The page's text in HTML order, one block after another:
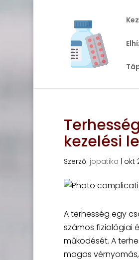
kezelési
Szerző: jopatika okt
A terhesség egy
számos fiziológiai
működését. A
magas